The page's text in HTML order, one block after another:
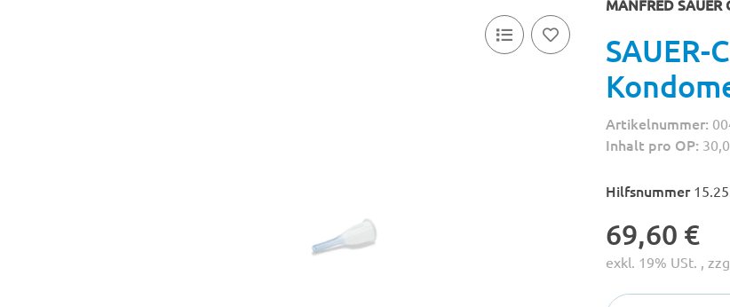
MANFRED SAUER
Artikelnummer:
Inhalt pro OP:
Hilfsnummer
69,60 €
exkl. 19% USt. ,